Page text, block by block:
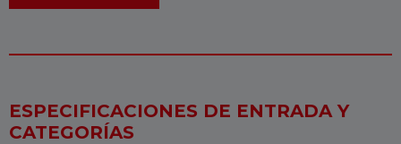
ESPECIFICACIONES DE ENTRADA Y
CATEGORÍAS